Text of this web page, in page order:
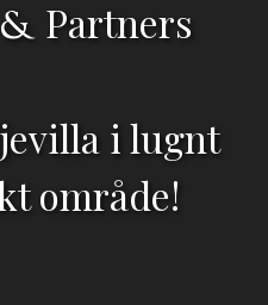
& Partners
i lugnt
område!